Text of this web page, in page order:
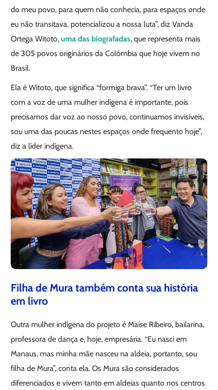
do meu povo, para quem não conhecia, para espaços onde
eu não transitava, potencializou a nossa luta”, diz Vanda
Ortega Witoto,uma das biografadas, que representa mais
de 305 povos originários da Colômbia que hoje vivem no
Brasil.
Ela é Witoto, que significa “formiga brava”. “Ter um livro
com a voz de uma mulher indígena é importante, pois
precisamos dar voz ao nosso povo, continuamos invisíveis,
sou uma das poucas nestes espaços onde frequento hoje”,
diz a líder indígena.
Filha de Mura também conta sua história
em livro
Outra mulher indígena do projeto é Maíse Ribeiro, bailarina,
professora de dança e, hoje, empresária. “Eu nasci em
Manaus, mas minha mãe nasceu na aldeia, portanto, sou
filha de Mura”, conta ela. Os Mura são considerados
diferenciados e vivem tanto em aldeias quanto nos centros